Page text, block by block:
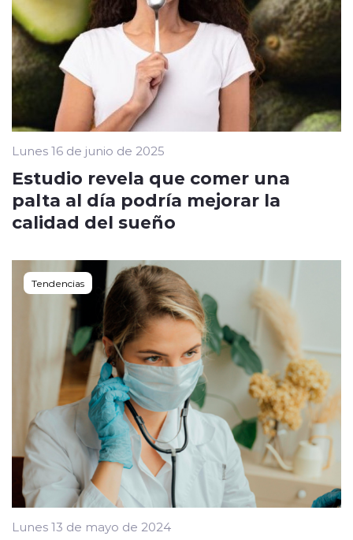
Lunes 16 de junio de 2025
Estudio revela que comer una
palta al día podría mejorar la
calidad del sueño
Tendencias
Lunes 13 de mayo de 2024